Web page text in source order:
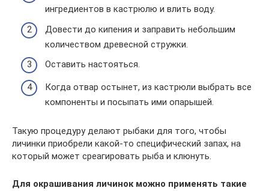
ингредиентов в кастрюлю и влить воду.
Довести до кипения и заправить небольшим
количеством древесной стружки.
Оставить настояться.
Когда отвар остынет, из кастрюли выбрать все
компоненты и посыпать ими опарышей.
Такую процедуру делают рыбаки для того, чтобы
личинки приобрели какой-то специфический запах, на
который может среагировать рыба и клюнуть.
Для окрашивания личинок можно применять такие